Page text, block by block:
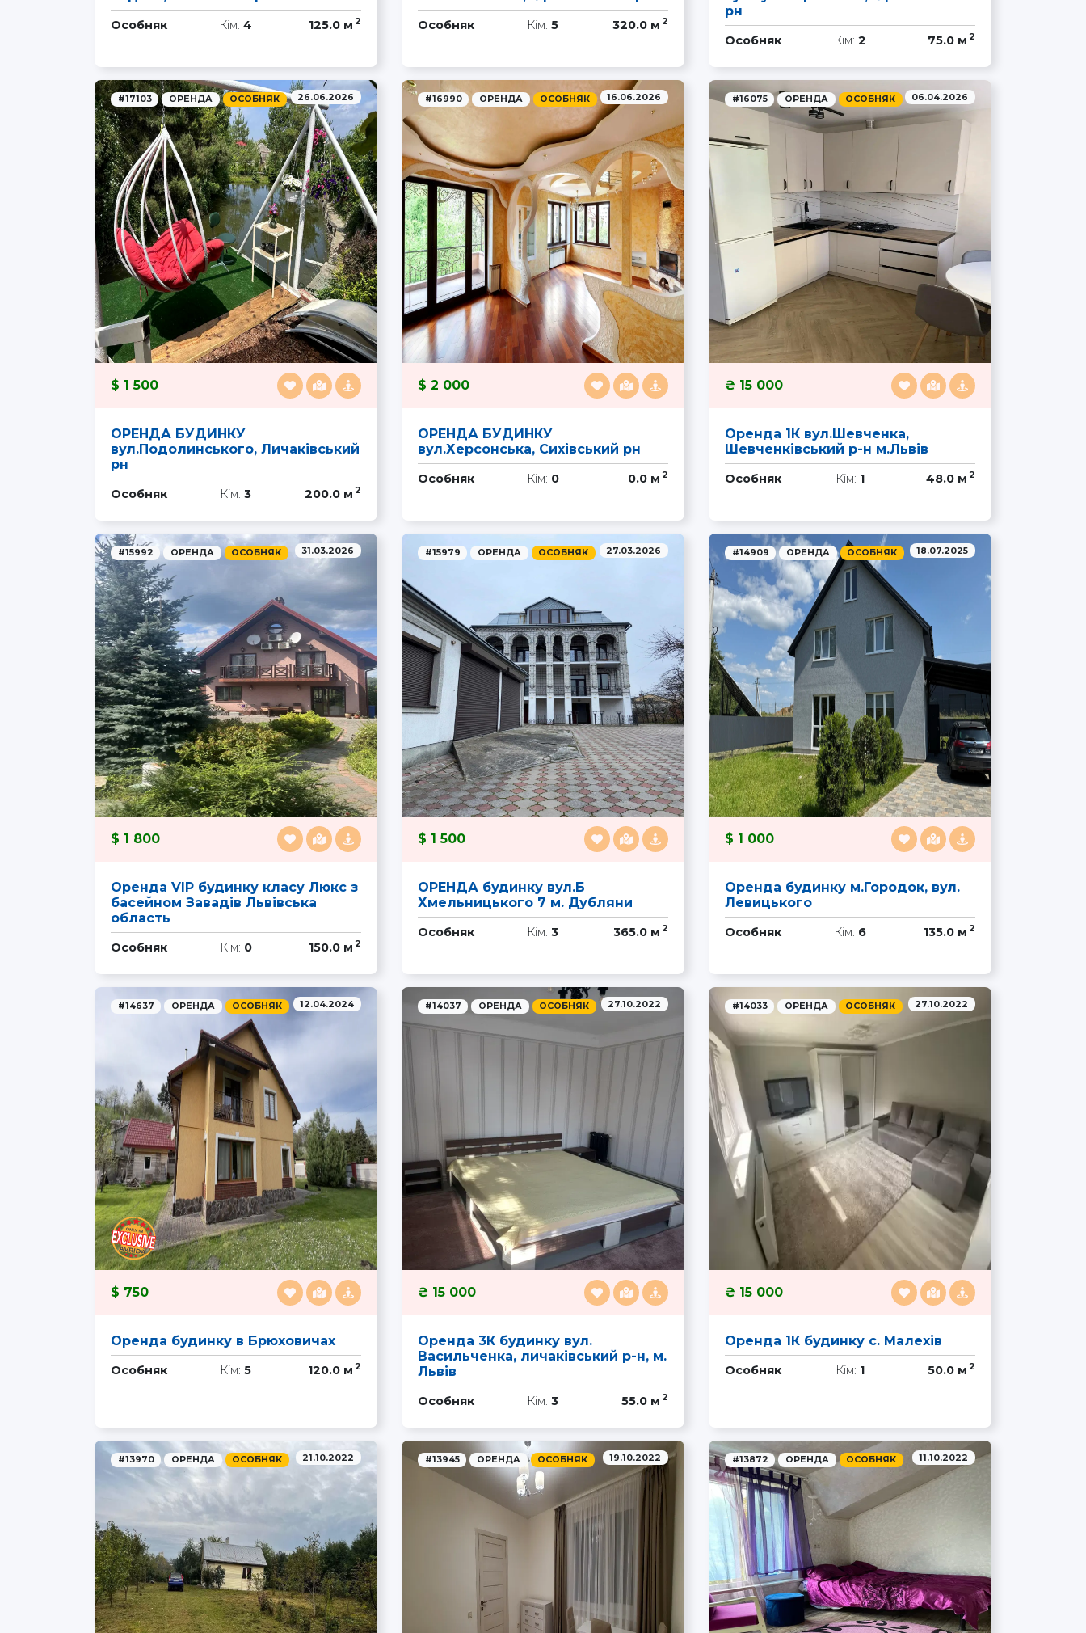
Особняк Кім:4 125.0 м 2 Особняк Кім:5 320.0 м 2
рн
Особняк Кім: 2 75.0 м 2
26.06.2026
#17103 ОРЕНДА ОСОБНЯК
1 500
ОРЕНДА БУДИНКУ
вул.Подолинського, Личаківський
рн
Особняк Кім:3 200.0 м 2
16.06.2026
#16990 ОРЕНДА ОСОБНЯК
2 000
ОРЕНДА БУДИНКУ
вул.Херсонська, Сихівський рн
Особняк Кім: 0 0.0 м 2
06.04.2026
#16075 ОРЕНДА ОСОБНЯК
15 000
Оренда 1К вул.Шевченка,
Шевченківський р-н м.Львів
Особняк Кім: 1 48.0 м 2
31.03.2026
#15992 ОРЕНДА ОСОБНЯК
1 800
Оренда VIP будинку класу Люкс з
басейном Завадів Львівська
область
Особняк Кім: 0 150.0 м 2
27.03.2026
#15979 ОРЕНДА ОСОБНЯК
1 500
ОРЕНДА будинку вул.Б
Хмельницького 7 м. Дубляни
Особняк Кім:3 365.0 м 2
18.07.2025
#14909 ОРЕНДА ОСОБНЯК
1 000
Оренда будинку м.Городок, вул.
Левицького
Особняк Кім: 6 135.0 м 2
12.04.2024
#14637 ОРЕНДА ОСОБНЯК
750
Оренда будинку в Брюховичах
Особняк Кім:5 120.0 м 2
27.10.2022
#14037 ОРЕНДА ОСОБНЯК
15 000
Оренда 3К будинку вул.
Васильченка, личаківський р-н, м.
Львів
Особняк Кім:3 55.0 м 2
27.10.2022
#14033 ОРЕНДА ОСОБНЯК
15 000
Оренда 1К будинку с. Малехів
Особняк Кім: 1 50.0 м 2
21.10.2022
#13970 ОРЕНДА ОСОБНЯК 19.10.2022
#13945 ОРЕНДА ОСОБНЯК 11.10.2022
#13872 ОРЕНДА ОСОБНЯК